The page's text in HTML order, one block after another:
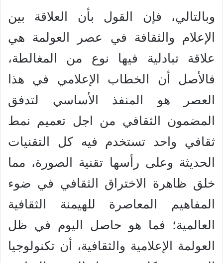
وبالتالي، فإن القول بأن العلاقة بين
الإعلام والثقافة في عصر العولمة هي
علاقة تبادلية فيها نوع من المغالطة،
فالأصل أن الخطاب الإعلامي في هذا
العصر هو المنفذ الأساسي لتدفق
المضمون الثقافي من اجل تعميم نمط
ثقافي واحد تستخدم فيه كل التقنيات
الحديثة وعلى رأسها تقنية الصورة، مما
خلق ظاهرة الاختراق الثقافي في ضوء
المفاهيم المعاصرة للهيمنة الثقافية
العالمية؛ فما هو حاصل اليوم في ظل
العولمة الإعلامية والثقافية، أن تكنولوجيا